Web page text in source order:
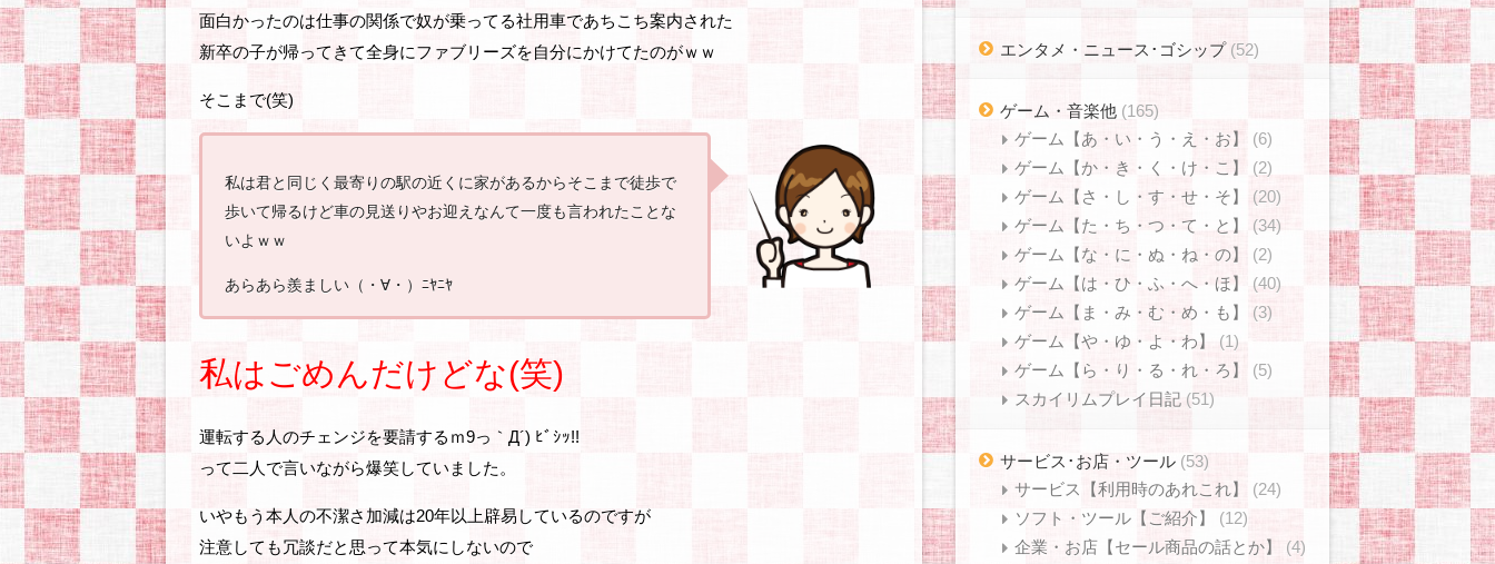
面白かったのは仕事の関係で奴が乗ってる社用車であちこち案内された
新卒の子が帰ってきて全身にファブリーズを自分にかけてたのがｗｗ
そこまで(笑)
私は君と同じく最寄りの駅の近くに家があるからそこまで徒歩で
歩いて帰るけど車の見送りやお迎えなんて一度も言われたことな
いよｗｗ
あらあら羨ましい（・∀・）ﾆﾔﾆﾔ
私はごめんだけどな(笑)
運転する人のチェンジを要請するｍ9っ｀Д´) ﾋﾞｼｯ!!
って二人で言いながら爆笑していました。
いやもう本人の不潔さ加減は20年以上辟易しているのですが
注意しても冗談だと思って本気にしないので
エンタメ・ニュース･ゴシップ(52)
ゲーム・音楽他 (165)
ゲーム【あ・い・う・え・お】
(6)
ゲーム【か・き・く・け・こ】
(2)
ゲーム【さ・し・す・せ・そ】
(20)
ゲーム【た・ち・つ・て・と】
(34)
ゲーム【な・に・ぬ・ね・の】
(2)
ゲーム【は・ひ・ふ・へ・ほ】
(40)
ゲーム【ま・み・む・め・も】
(3)
ゲーム【や・ゆ・よ・わ】
(1)
ゲーム【ら・り・る・れ・ろ】
(5)
スカイリムプレイ日記 (51)
サービス･お店・ツール (53)
サービス【利用時のあれこれ】
(24)
ソフト・ツール【ご紹介】
(12)
企業・お店【セール商品の話とか】
(4)